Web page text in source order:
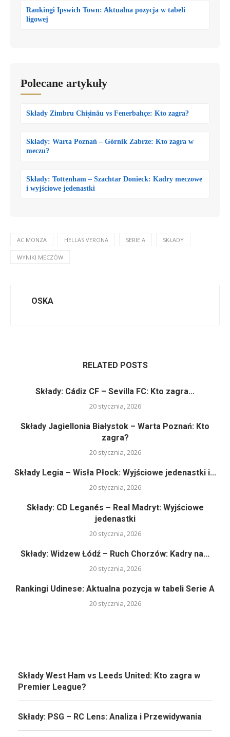
Rankingi Ipswich Town: Aktualna pozycja w tabeli
ligowej
Polecane artykuły
Składy Zimbru Chișinău vs Fenerbahçe: Kto zagra?
Składy: Warta Poznań – Górnik Zabrze: Kto zagra w
meczu?
Składy: Tottenham – Szachtar Donieck: Kadry meczowe
i wyjściowe jedenastki
AC MONZA HELLAS VERONA SERIE A SKŁADY
WYNIKI MECZÓW
OSKA
RELATED POSTS
Składy: Cádiz CF – Sevilla FC: Kto zagra...
20 stycznia, 2026
Składy Jagiellonia Białystok – Warta Poznań: Kto
zagra?
20 stycznia, 2026
Składy Legia – Wisła Płock: Wyjściowe jedenastki i...
20 stycznia, 2026
Składy: CD Leganés – Real Madryt: Wyjściowe
jedenastki
20 stycznia, 2026
Składy: Widzew Łódź – Ruch Chorzów: Kadry na...
20 stycznia, 2026
Rankingi Udinese: Aktualna pozycja w tabeli Serie A
20 stycznia, 2026
Składy West Ham vs Leeds United: Kto zagra w
Premier League?
Składy: PSG – RC Lens: Analiza i Przewidywania